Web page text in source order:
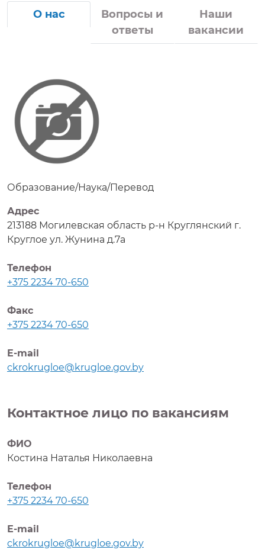
О нас
Вопросы и
ответы
Наши
вакансии
Образование/Наука/Перевод
Адрес
213188 Могилевская область р-н Круглянский г.
Круглое ул. Жунина д.7а
Телефон
+375 2234 70-650
Факс
+375 2234 70-650
E-mail
ckrokrugloe@krugloe.gov.by
Контактное лицо по вакансиям
ФИО
Костина Наталья Николаевна
Телефон
+375 2234 70-650
Е-mail
ckrokrugloe@krugloe.gov.by